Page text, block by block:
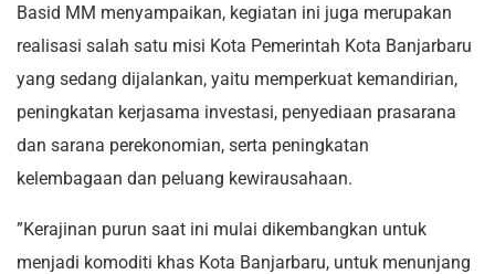
Basid MM menyampaikan, kegiatan ini juga merupakan
realisasi salah satu misi Kota Pemerintah Kota Banjarbaru
yang sedang dijalankan, yaitu memperkuat kemandirian,
peningkatan kerjasama investasi, penyediaan prasarana
dan sarana perekonomian, serta peningkatan
kelembagaan dan peluang kewirausahaan.
”Kerajinan purun saat ini mulai dikembangkan untuk
menjadi komoditi khas Kota Banjarbaru, untuk menunjang